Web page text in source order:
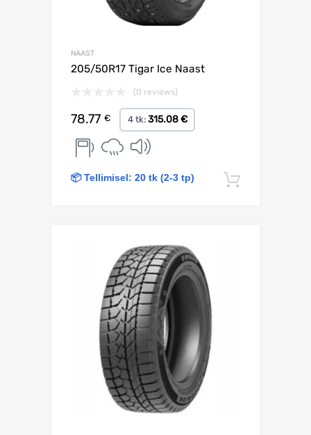
NAAST
205/50R17 Tigar Ice Naast
(0 reviews)
78.77 € 4 tk: 315.08 €
📦 Tellimisel: 20 tk (2-3 tp)